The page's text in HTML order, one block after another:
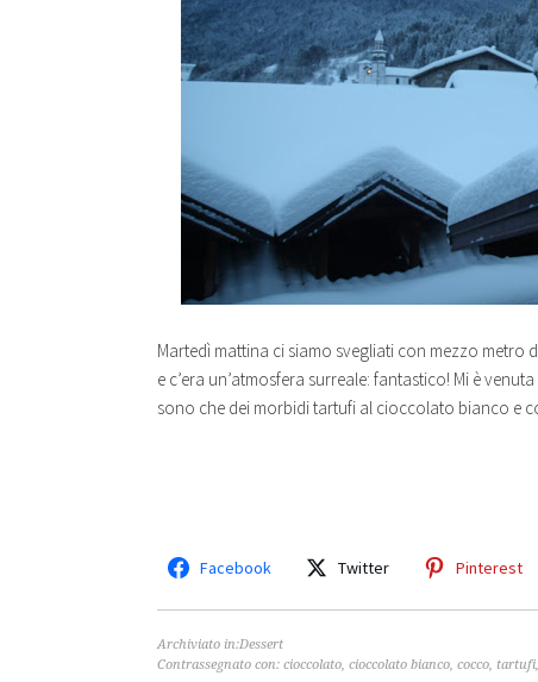
Martedì mattina ci siamo svegliati con mezzo metro
e c’era un’atmosfera surreale: fantastico! Mi è
sono che dei morbidi tartufi al cioccolato bianco e
Facebook Twitter Pinterest
Archiviato in:Dessert
Contrassegnato con: cioccolato, cioccolato bianco, cocco, tartufi,